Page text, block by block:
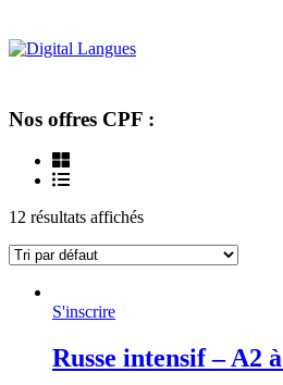
Nos offres CPF :
12 résultats affichés
S'inscrire
Russe intensif – A2